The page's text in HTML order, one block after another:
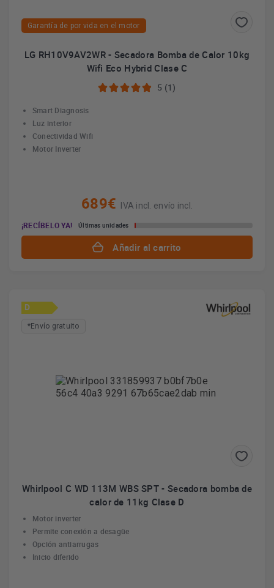
Garantía de por vida en el motor
LG RH10V9AV2WR - Secadora Bomba de Calor 10kg
Wifi Eco Hybrid Clase C
5 (1)
Smart Diagnosis
Luz interior
Conectividad Wifi
Motor Inverter
689€
IVA incl. envío incl.
¡RECÍBELO YA!
Últimas unidades
Añadir al carrito
D
*Envío gratuito
Whirlpool C WD 113M WBS SPT - Secadora bomba de
calor de 11kg Clase D
Motor inverter
Permite conexión a desagüe
Opción antiarrugas
Inicio diferido